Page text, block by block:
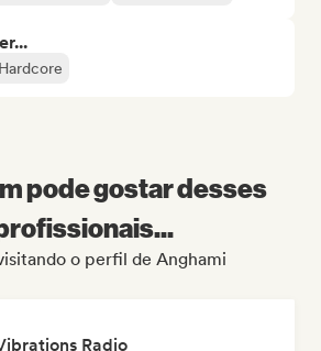
Hardcore
pode gostar desses
o perfil de Anghami
Radio